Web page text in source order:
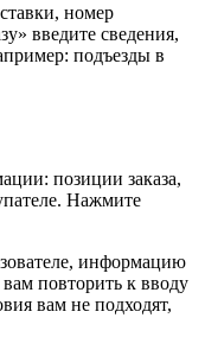
номер
введите сведения,
подъезды в
позиции заказа,
Нажмите
информацию
повторить к вводу
вам не подходят,